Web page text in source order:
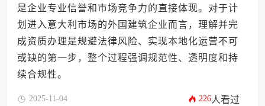
是企业专业信誉和市场竞争力的直接体现。对于计
划进入意大利市场的外国建筑企业而言，理解并完
成资质办理是规避法律风险、实现本地化运营不可
或缺的第一步，整个过程强调规范性、透明度和持
续合规性。
2025-11-04 226人看过